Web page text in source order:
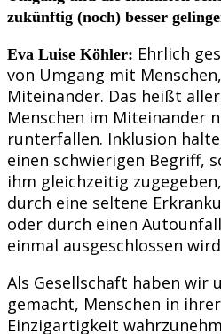
zukünftig (noch) besser
Eva Luise Köhler: Ehrlich
von Umgang mit
Miteinander. Das heißt
Menschen im Miteinander
runterfallen. Inklusion
einen schwierigen Begriff,
ihm gleichzeitig
durch eine seltene
oder durch einen
einmal ausgeschlossen
Als Gesellschaft haben wir
gemacht, Menschen in
Einzigartigkeit